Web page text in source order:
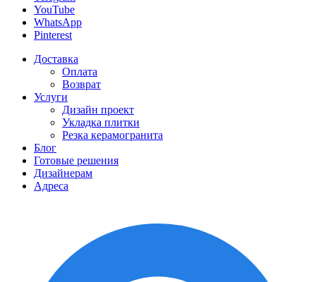
YouTube
WhatsApp
Pinterest
Доставка
Оплата
Возврат
Услуги
Дизайн проект
Укладка плитки
Резка керамогранита
Блог
Готовые решения
Дизайнерам
Адреса